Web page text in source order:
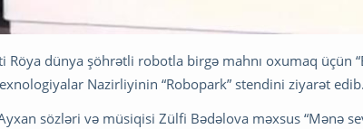
Röya dünya şöhrətli robotla birgə mahnı oxumaq üçün
Nazirliyinin “Robopark” stendini ziyarət edib.
sözləri və müsiqisi Zülfi Bədəlova məxsus “Mənə